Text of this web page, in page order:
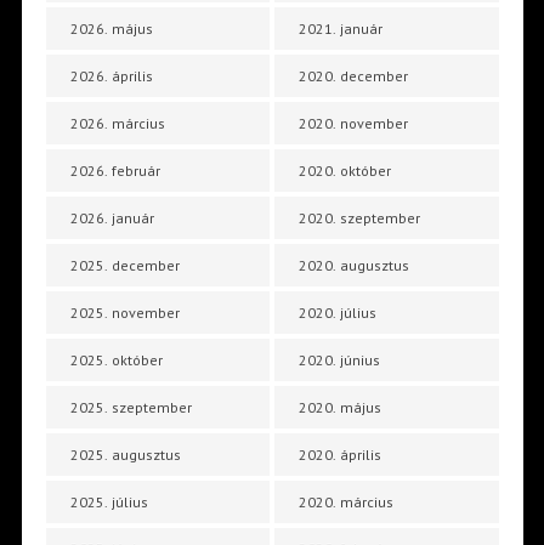
2026. május
2026. április
2026. március
2026. február
2026. január
2025. december
2025. november
2025. október
2025. szeptember
2025. augusztus
2025. július
2021. január
2020. december
2020. november
2020. október
2020. szeptember
2020. augusztus
2020. július
2020. június
2020. május
2020. április
2020. március